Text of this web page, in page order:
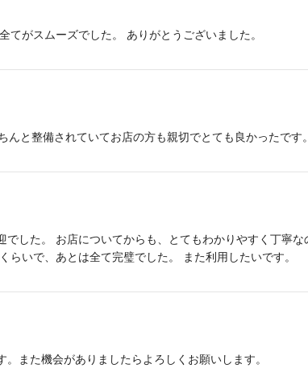
お迎え、到着からの段取り、返す時の段取り、 全てがスムーズでした。 ありがとうございました。
と整備されていてお店の方も親切でとても良かったです。
した。 お店についてからも、とてもわかりやすく丁寧
いで、あとは全て完璧でした。 また利用したいです。
また機会がありましたらよろしくお願いします。